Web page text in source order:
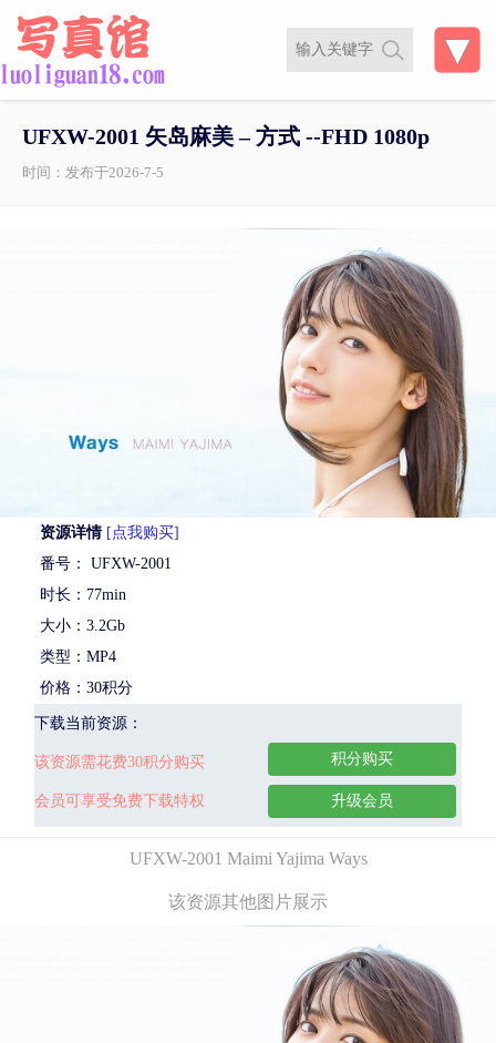
UFXW-2001 矢岛麻美 – 方式 --FHD 1080p
时间：发布于2026-7-5
资源详情 [点我购买]
番号： UFXW-2001
时长：77min
大小：3.2Gb
类型：MP4
价格：30积分
下载当前资源：
该资源需花费30积分购买
会员可享受免费下载特权
积分购买
升级会员
UFXW-2001 Maimi Yajima Ways
该资源其他图片展示